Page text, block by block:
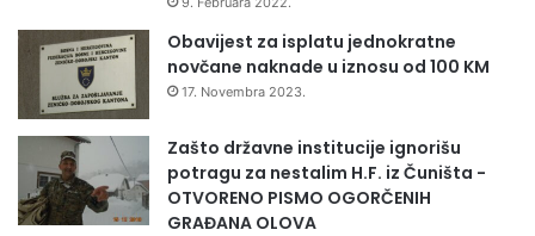
Obavijest za isplatu jednokratne
novčane naknade u iznosu od 100 KM
17. Novembra 2023.
Zašto državne institucije ignorišu
potragu za nestalim H.F. iz Čuništa -
OTVORENO PISMO OGORČENIH
GRAĐANA OLOVA